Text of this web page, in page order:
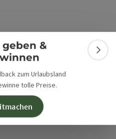
&
zum Urlaubsland
tolle Preise.